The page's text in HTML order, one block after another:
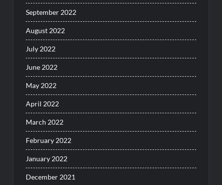
September 2022
August 2022
July 2022
June 2022
May 2022
April 2022
March 2022
February 2022
January 2022
December 2021